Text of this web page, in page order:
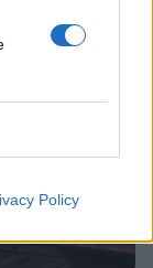
Policy